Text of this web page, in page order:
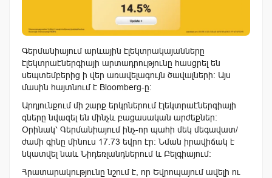
Գերմանիայում արևային էլեկտրակայանները
էլեկտրաէներգիայի արտադրությունը հասցրել են
սեպտեմբերից ի վեր առավելագույն ծավալների: Այս
մասին հայտնում է Bloomberg-ը։
Արդյունքում մի շարք երկրներում էլեկտրաէներգիայի
գները նվազել են մինչև բացասական արժեքներ։
Օրինակ՝ Գերմանիայում ինչ-որ պահի մեկ մեգավատ/
ժամի գինը մինուս 17.73 եվրո էր։ Նման իրավիճակ է
նկատվել նաև Նիդեռլանդներում և Բելգիայում։
Հրատարակությունը նշում է, որ Եվրոպայում ավելի ու